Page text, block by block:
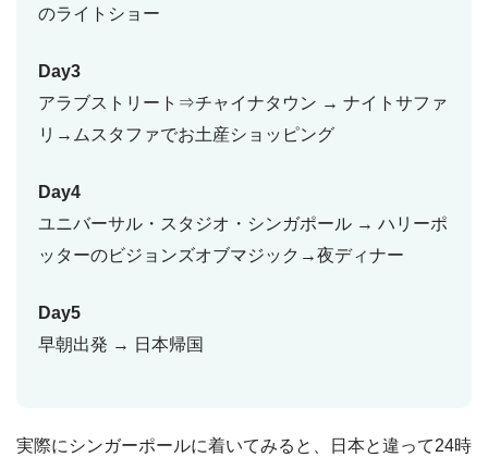
のライトショー
Day3
アラブストリート⇒チャイナタウン → ナイトサファ
リ→ムスタファでお土産ショッピング
Day4
ユニバーサル・スタジオ・シンガポール → ハリーポ
ッターのビジョンズオブマジック→夜ディナー
Day5
早朝出発 → 日本帰国
実際にシンガーポールに着いてみると、日本と違って24時